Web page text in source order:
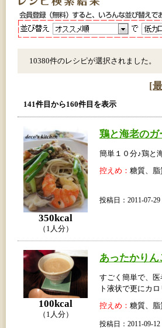
10380件のレシピが選択されました。
[
141件目から160件目を表示
350kcal
（1人分）
鶏と海老の
簡単１０分♪鶏と
控えめ： 糖質、
投稿日：2011-07-
100kcal
（1人分）
あったかり
すごく簡単で、
ト液状で更にカ
控えめ： 糖質、
投稿日：2011-09-